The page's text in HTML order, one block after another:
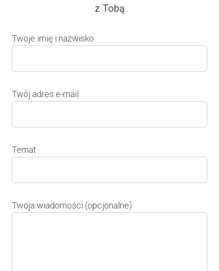
z Tobą
Twoje imię i nazwisko
Twój adres e-mail
Temat
Twoja wiadomości (opcjonalne)